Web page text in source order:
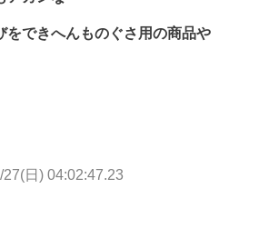
をできへんものぐさ用の商品や
日) 04:02:47.23